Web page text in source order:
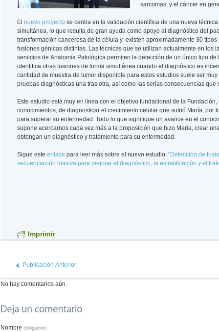
sarcomas, y el cáncer en
El nuevo proyecto se centra en la validación científica de una nueva
simultánea, lo que resulta de gran ayuda como apoyo al diagnóstico del
transformación cancerosa de la célula y existen aproximadamente 30
fusiones génicas distintas. Las técnicas que se utilizan actualmente en los
servicios de Anatomía Patológica permiten la detección de un único tipo
identifica otras fusiones de forma simultánea cuando el diagnóstico es
cantidad de muestra de tumor disponible para estos estudios suele ser
pruebas diagnósticas una tras otra, así como las serias consecuencias
Este estudio está muy en línea con el objetivo fundacional de la
conocimientos, de diagnosticar el crecimiento celular que sufrió María, por
para superar su enfermedad. Todo lo que signifique un avance en el
supone acercarnos cada vez más a la proposición que hizo María, crear
obtengan un diagnóstico y tratamiento para su enfermedad.
Sigue este enlace para leer más sobre el nuevo estudio: “Detección de
secuenciación masiva para mejorar el diagnóstico, la estratificación y el
Imprimir
Publicación Anterior
No hay comentarios aún.
Nombre (obligatorio)